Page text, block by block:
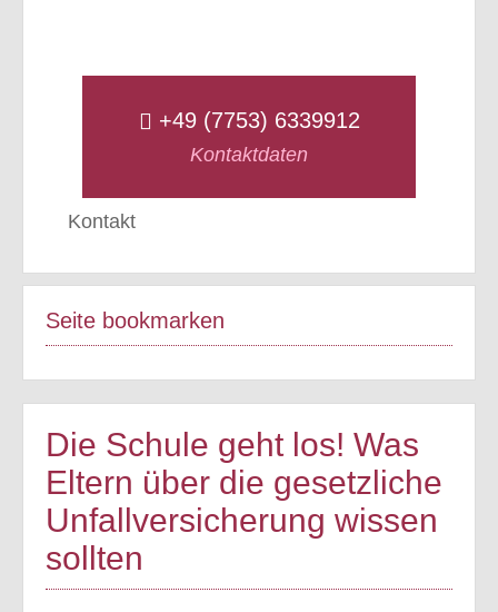
+49 (7753) 6339912
Kontaktdaten
Kontakt
Seite bookmarken
Die Schule geht los! Was
Eltern über die gesetzliche
Unfallversicherung wissen
sollten